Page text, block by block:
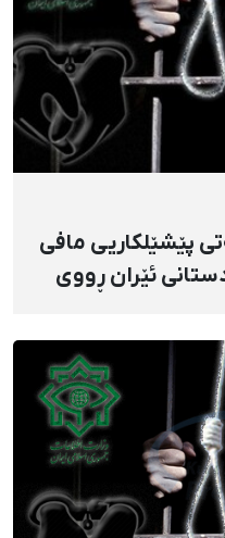
١٧٤٧ حاڵەتی پێشێلکاریی مافی
لە کوردستانی ئێران ڕووی